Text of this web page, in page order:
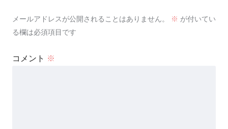
メールアドレスが公開されることはありません。 ※ が付いてい
る欄は必須項目です
コメント ※